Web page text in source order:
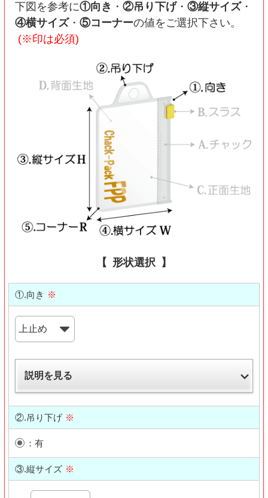
下図を参考に①向き ・ ②吊り下げ・ ③縦サイズ・
④横サイズ・ ⑤コーナーの値をご選択下さい。
(※印は必須)
形状選択
①.向き ※
説明を見る
②.吊り下げ ※
：有
③.縦サイズ ※